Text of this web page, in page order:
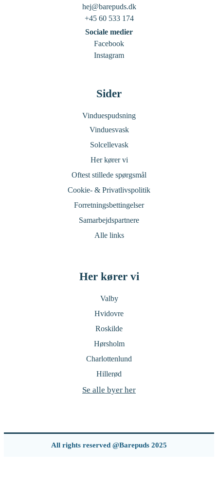
hej@barepuds.dk
+45 60 533 174
Sociale medier
Facebook
Instagram
Sider
Vinduespudsning
Vinduesvask
Solcellevask
Her kører vi
Oftest stillede spørgsmål
Cookie- & Privatlivspolitik
Forretningsbettingelser
Samarbejdspartnere
Alle links
Her kører vi
Valby
Hvidovre
Roskilde
Hørsholm
Charlottenlund
Hillerød
Se alle byer her
All rights reserved @Barepuds 2025